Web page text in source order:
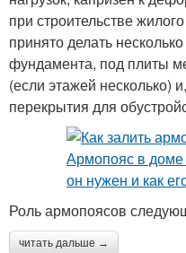
при строительстве
принято делать
фундамента, под плиты
(если этажей несколько)
перекрытия для
Роль армопоясов
читать дальше →